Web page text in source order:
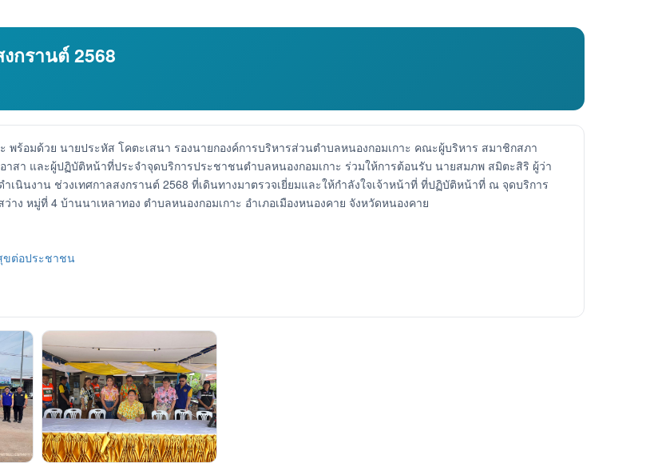
กรานต์ 2568
ร้อมด้วย นายประหัส โคตะเสนา รองนายกองค์การบริหารส่วนตำบลหนองกอมเกาะ คณะผู้บริหาร สมาชิกสภา
สา และผู้ปฏิบัติหน้าที่ประจำจุดบริการประชาชนตำบลหนองกอมเกาะ ร่วมให้การต้อนรับ นายสมภพ สมิตะสิริ ผู้ว่า
เนินงาน ช่วงเทศกาลสงกรานต์ 2568 ที่เดินทางมาตรวจเยี่ยมและให้กำลังใจเจ้าหน้าที่ ที่ปฏิบัติหน้าที่ ณ จุดบริการ
ง หมู่ที่ 4 บ้านนาเหลาทอง ตำบลหนองกอมเกาะ อำเภอเมืองหนองคาย จังหวัดหนองคาย
ขต่อประชาชน